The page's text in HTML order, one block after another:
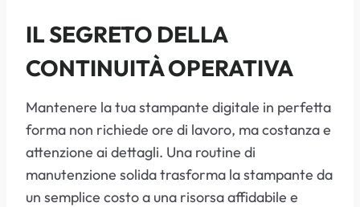
IL SEGRETO DELLA
CONTINUITÀ OPERATIVA
Mantenere la tua stampante digitale in perfetta
forma non richiede ore di lavoro, ma costanza e
attenzione ai dettagli. Una routine di
manutenzione solida trasforma la stampante da
un semplice costo a una risorsa affidabile e